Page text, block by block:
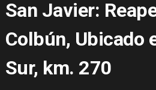
San Javier:
Colbún, Ubicado
Sur, km. 270